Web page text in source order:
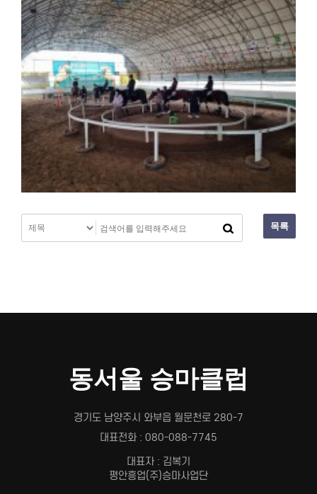
목록
동서울 승마클럽
경기도 남양주시 와부읍 월문천로 280-7
대표전화 : 080-088-7745
대표자 : 김복기
평안흥업(주)승마사업단